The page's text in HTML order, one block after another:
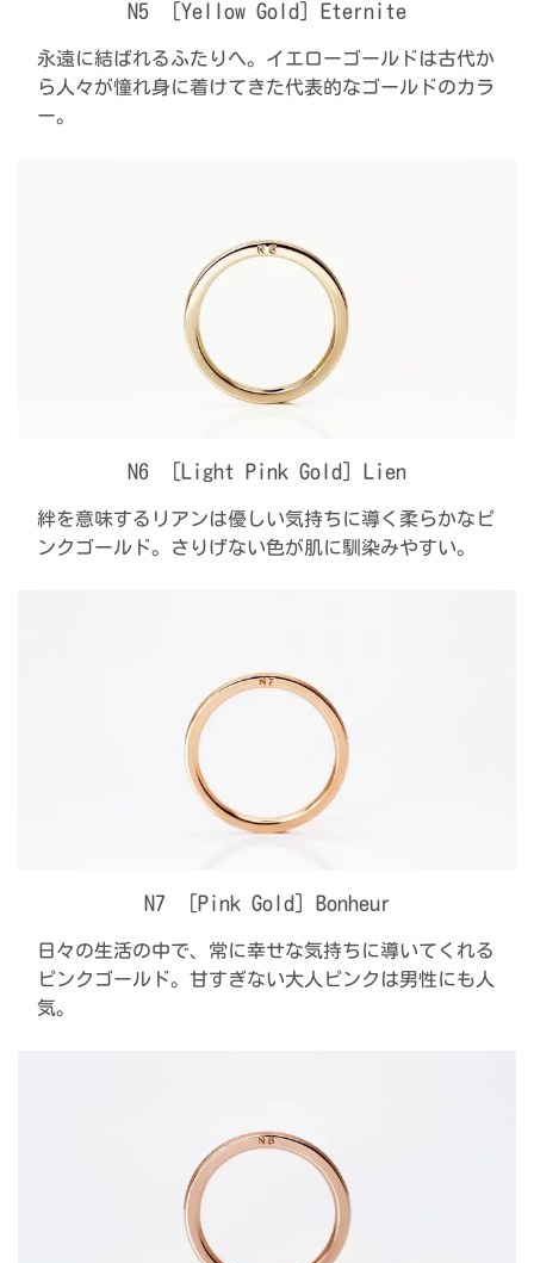
N5 ［Yellow Gold］Eternite
永遠に結ばれるふたりへ。イエローゴールドは古代か
ら人々が憧れ身に着けてきた代表的なゴールドのカラ
ー。
N6 ［Light Pink Gold］Lien
絆を意味するリアンは優しい気持ちに導く柔らかなピ
ンクゴールド。さりげない色が肌に馴染みやすい。
N7 ［Pink Gold］Bonheur
日々の生活の中で、常に幸せな気持ちに導いてくれる
ピンクゴールド。甘すぎない大人ピンクは男性にも人
気。